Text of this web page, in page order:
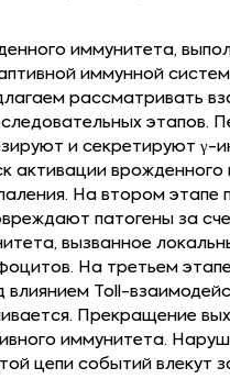
иммунитета,
иммунной
рассматривать
и секретируют γ-
активации
На втором
патогены за
вызванное
На третьем
Toll-
Прекращение
иммунитета.
цепи событий влекут